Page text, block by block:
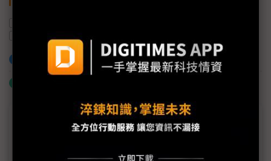
加入已選取到「關鍵字追蹤」
議題精選－鴻海攜日本電產進攻EV馬達